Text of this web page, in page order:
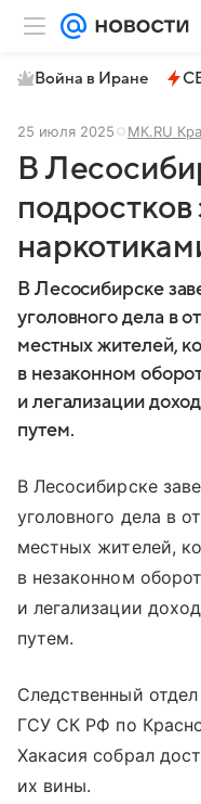
Война в Иране
25 июля 2025 МК.RU
В
подростков
В Лесосибирске
уголовного дела в
местных жителей,
в незаконном
и легализации
путем.
В Лесосибирске
уголовного дела в
местных жителей,
в незаконном
и легализации
путем.
Следственный
ГСУ СК РФ по
Хакасия собрал
их вины.